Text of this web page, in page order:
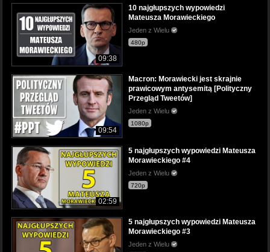
09:38
10 najgłupszych wypowiedzi
Mateusza Morawieckiego
Jeden z Wielu
480p
09:54
Macron: Morawiecki jest skrajnie
prawicowym antysemitą [Polityczny
Przegląd Tweetów]
Jeden z Wielu
1080p
02:59
5 najgłupszych wypowiedzi Mateusza
Morawieckiego #4
Jeden z Wielu
720p
5 najgłupszych wypowiedzi Mateusza
Morawieckiego #3
Jeden z Wielu